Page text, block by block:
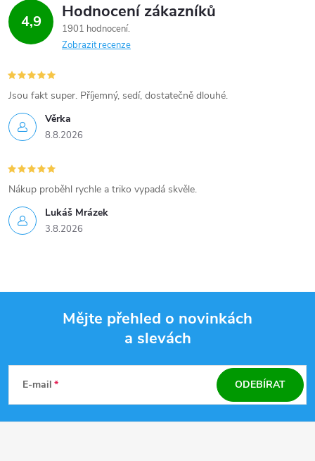
4,9 Hodnocení zákazníků
1901 hodnocení
Zobrazit recenze
Věrka
8.8.2026
Jsou fakt super. Příjemný, sedí, dostatečně dlouhé.
Lukáš Mrázek
3.8.2026
Nákup proběhl rychle a triko vypadá skvěle.
p
Mějte přehled o novinkách
a slevách
E-mail ODEBÍRAT